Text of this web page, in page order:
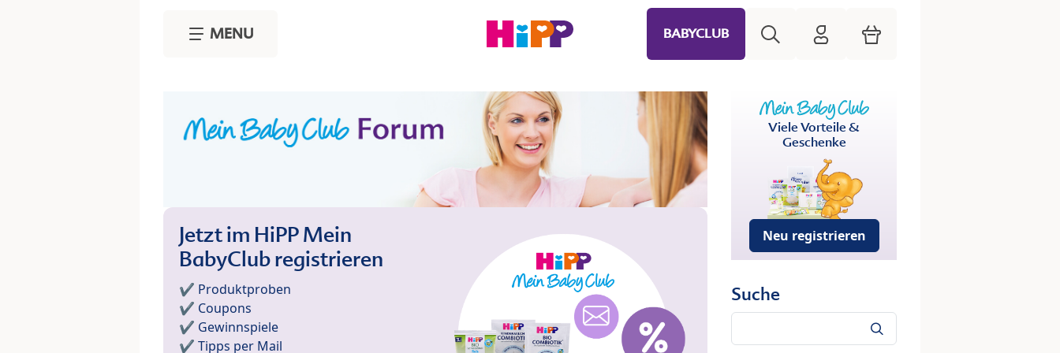
MENU BABYCLUB HiPP Mein Babyclub
Warenkorb
Jetzt im HiPP Mein
BabyClub registrieren
✔️ Produktproben
✔️ Coupons
✔️ Gewinnspiele
✔️ Tipps per Mail
Viele Vorteile &
Geschenke
Neu registrieren
Suche